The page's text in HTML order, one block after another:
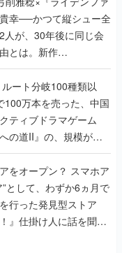
幸──かつて縦シュー全
人が、30年後に同じ会
とは。新作
』で初タッグを組
に訊く開発秘話
ート分岐100種類以
100万本を売った、中国
ティブドラマゲーム
の道II』の、規模が違
ューサーに聞いた
プン？ スマホア
として、わずか6ヵ月で
行った発見型ストア
』仕掛け人に話を聞い